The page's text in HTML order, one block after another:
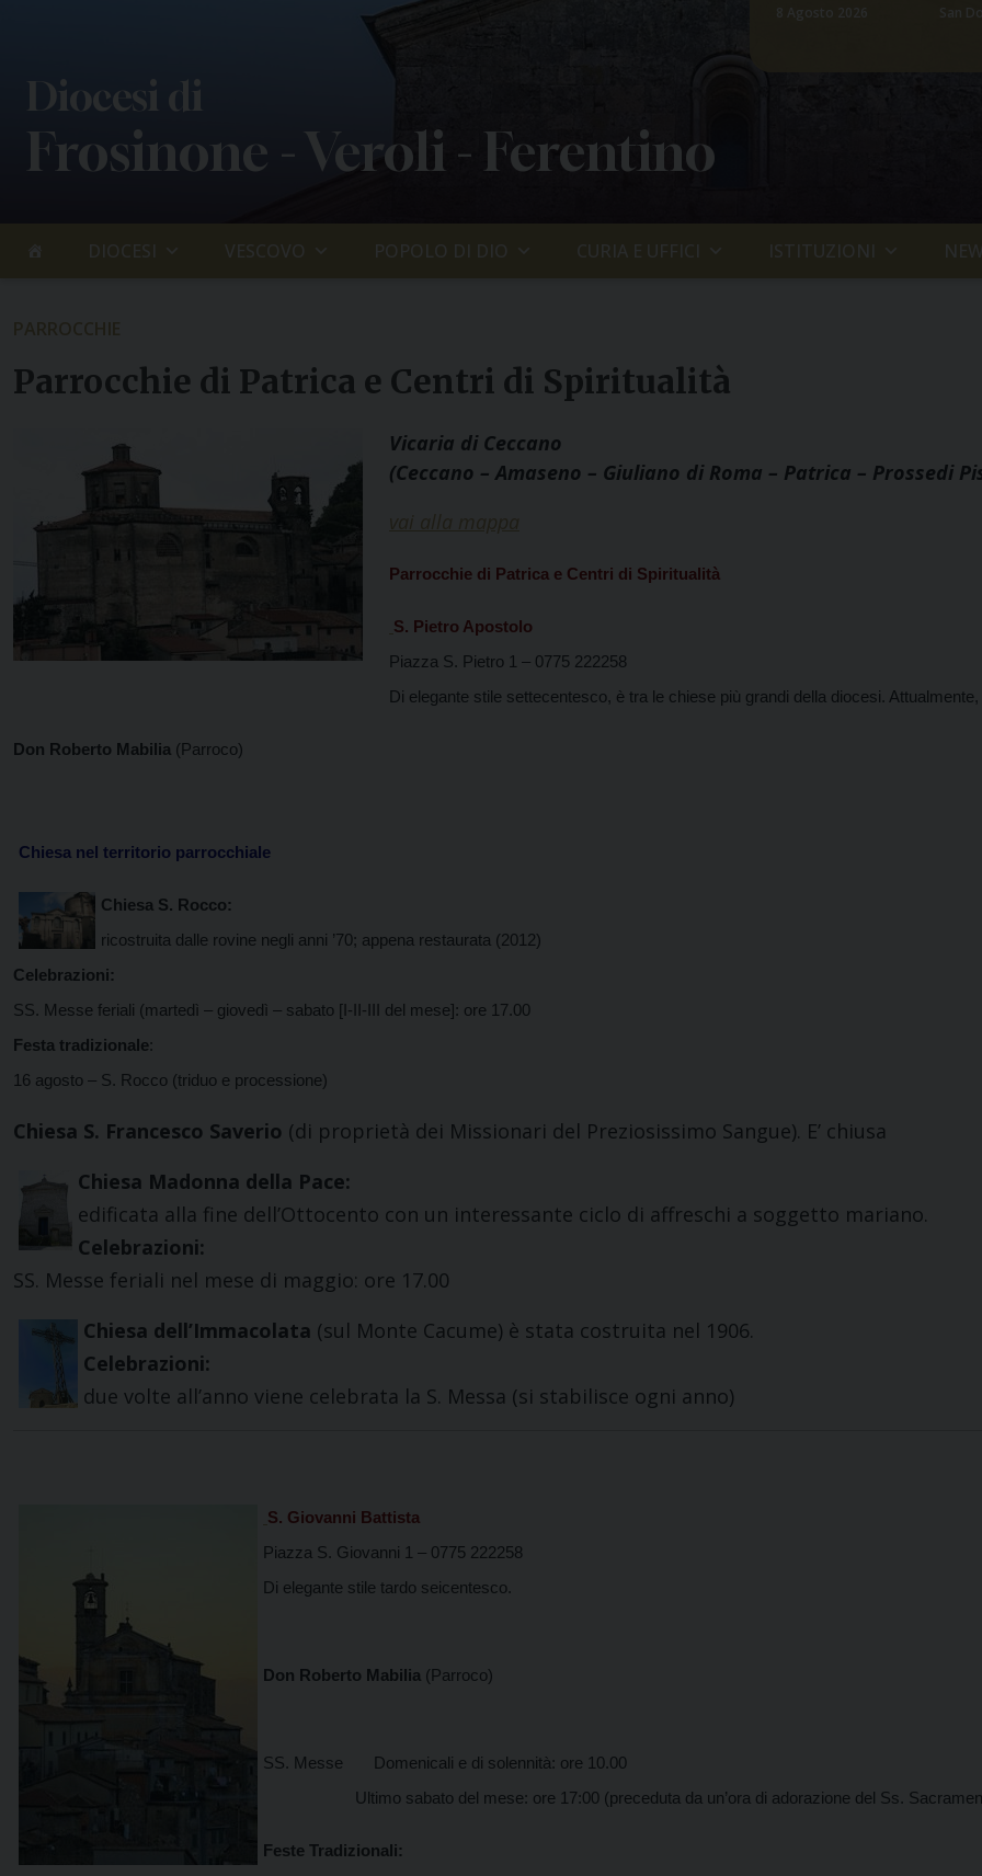
8 Agosto 2026 San
Diocesi di
Frosinone - Veroli - Ferentino
DIOCESI VESCOVO POPOLO DI DIO CURIA E UFFICI ISTITUZIONI
PARROCCHIE
Parrocchie di Patrica e Centri di Spiritualità
Vicaria di Ceccano
(Ceccano –Amaseno – Giuliano di Roma – Patrica – Prossedi
vai alla mappa
Parrocchie di Patrica e Centri di Spiritualità
S. Pietro Apostolo
Piazza S. Pietro 1 – 0775 222258
Di elegante stile settecentesco, è tra le chiese più grandi della diocesi.
Don Roberto Mabilia (Parroco)
Chiesa nel territorio parrocchiale
Chiesa S. Rocco:
ricostruita dalle rovine negli anni ’70; appena restaurata (2012)
Celebrazioni:
SS. Messe feriali (martedì – giovedì – sabato [I-II-III del mese]: ore 17.00
Festa tradizionale:
16 agosto – S. Rocco (triduo e processione)
Chiesa S. Francesco Saverio (di proprietà dei Missionari del Preziosissimo Sangue). E’ chiusa
Chiesa Madonna della Pace:
edificata alla fine dell’Ottocento con un interessante ciclo di affreschi a soggetto mariano.
Celebrazioni:
SS. Messe feriali nel mese di maggio: ore 17.00
Chiesa dell’Immacolata (sul Monte Cacume) è stata costruita nel 1906.
Celebrazioni:
due volte all’anno viene celebrata la S. Messa (si stabilisce ogni anno)
S. Giovanni Battista
Piazza S. Giovanni 1 – 0775 222258
Di elegante stile tardo seicentesco.
Don Roberto Mabilia (Parroco)
SS. Messe Domenicali e di solennità: ore 10.00
Ultimo sabato del mese: ore 17:00 (preceduta da un’ora di adorazione del Ss.
Feste Tradizionali: